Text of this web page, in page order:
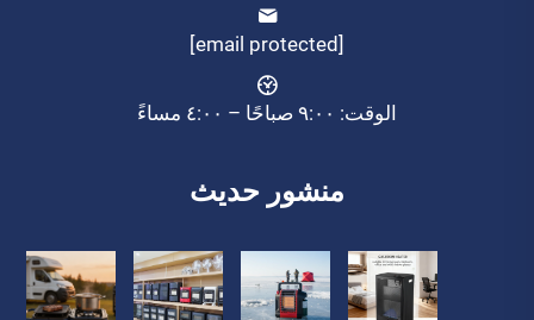
[email protected]
الوقت: ٩:٠٠ صباحًا – ٤:٠٠ مساءً
منشور حديث